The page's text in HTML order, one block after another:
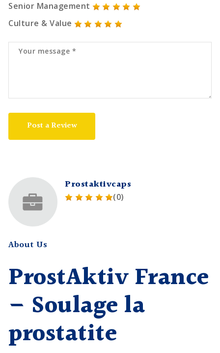
Senior Management
Culture & Value
Post a Review
Prostaktivcaps
(0)
About Us
ProstAktiv France
– Soulage la
prostatite